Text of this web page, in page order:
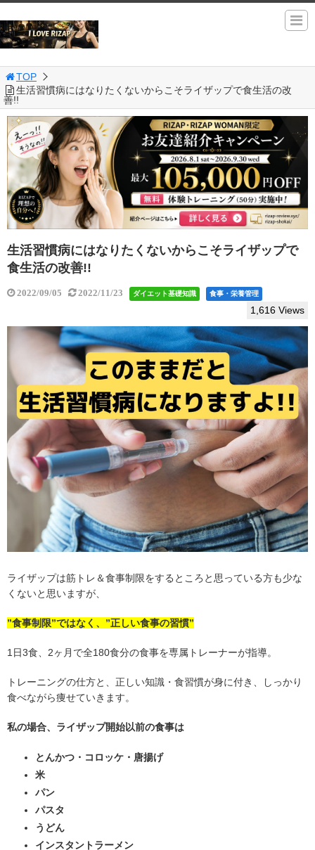
TOP
生活習慣病にはなりたくないからこそライザップで食生活の改
善!!
生活習慣病にはなりたくないからこそライザップで
食生活の改善!!
2022/09/05 2022/11/23 ダイエット基礎知識 食事・栄養管理
1,616 Views
ライザップは筋トレ＆食事制限をするところと思っている方も少な
くないと思いますが、
”食事制限”ではなく、”正しい食事の習慣”
1日3食、2ヶ月で全180食分の食事を専属トレーナーが指導。
トレーニングの仕方と、正しい知識・食習慣が身に付き、しっかり
食べながら痩せていきます。
私の場合、ライザップ開始以前の食事は
とんかつ・コロッケ・唐揚げ
米
パン
パスタ
うどん
インスタントラーメン